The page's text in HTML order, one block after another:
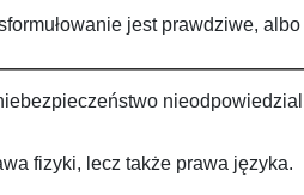
jest prawdziwe,
fizyki, lecz także prawa języka.